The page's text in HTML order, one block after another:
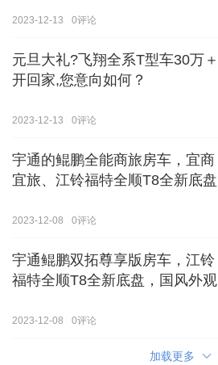
2023-12-13 0评论
元旦大礼?飞翔全系T型车30万＋
开回家,您意向如何？
2023-12-13 0评论
宇通的鲲鹏全能商旅房车，宜商
宜旅、江铃福特全顺T8全新底盘
2023-12-08 0评论
宇通鲲鹏双拓尊享版房车，江铃
福特全顺T8全新底盘，国风外观
2023-12-08 0评论
加载更多